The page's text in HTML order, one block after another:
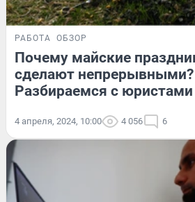
РАБОТА ОБЗОР
Почему майские
сделают непрерывными?
Разбираемся с юристами
4 апреля, 2024, 10:00 4 056 6